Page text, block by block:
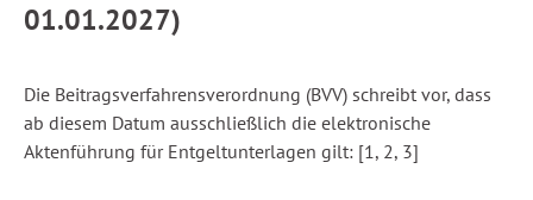
01.01.2027)
Die Beitragsverfahrensverordnung (BVV) schreibt vor, dass
ab diesem Datum ausschließlich die elektronische
Aktenführung für Entgeltunterlagen gilt: [1, 2, 3]